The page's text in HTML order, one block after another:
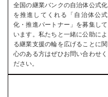
全国の継業バンクの自治体公式化
を推進してくれる「自治体公式
化・推進パートナー」を募集して
います。私たちと一緒に公助によ
る継業支援の輪を広げることに関
心のある方はぜひお問い合わせく
ださい。